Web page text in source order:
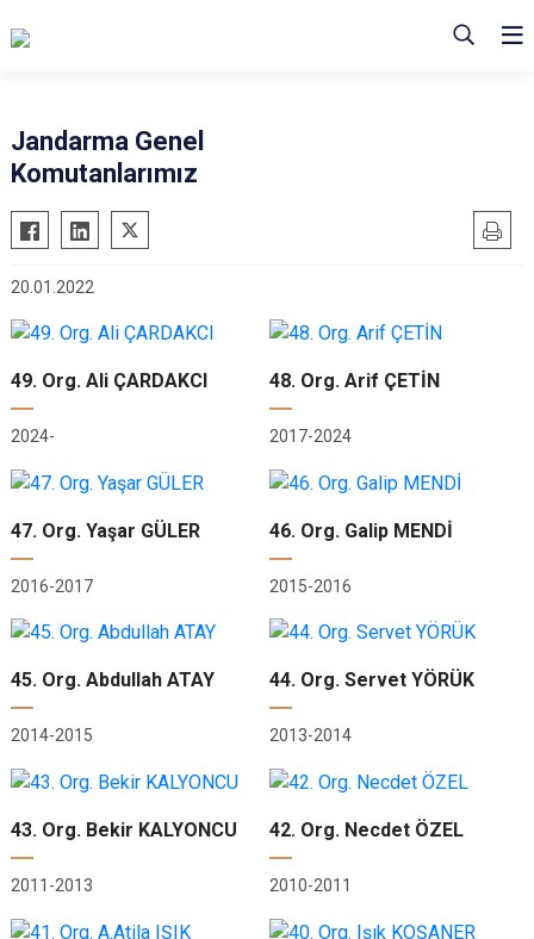
Jandarma Genel
Komutanlarımız
20.01.2022
49. Org. Ali ÇARDAKCI
2024-
48. Org. Arif ÇETİN
2017-2024
47. Org. Yaşar GÜLER
2016-2017
46. Org. Galip MENDİ
2015-2016
45. Org. Abdullah ATAY
2014-2015
44. Org. Servet YÖRÜK
2013-2014
43. Org. Bekir KALYONCU
2011-2013
42. Org. Necdet ÖZEL
2010-2011